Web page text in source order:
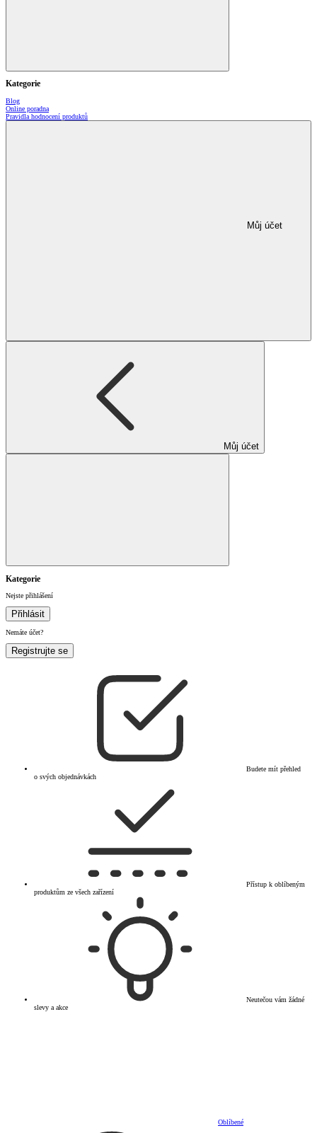
Kategorie
Blog
Online poradna
Pravidla hodnocení produktů
Můj účet
Můj účet
Kategorie
Nejste přihlášení
Přihlásit
Nemáte účet?
Registrujte se
Budete mít přehled
o svých objednávkách
Přístup k oblíbeným
produktům ze všech zařízení
Neutečou vám žádné
slevy a akce
Oblíbené